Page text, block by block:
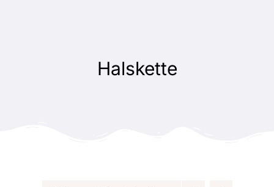
Halskette